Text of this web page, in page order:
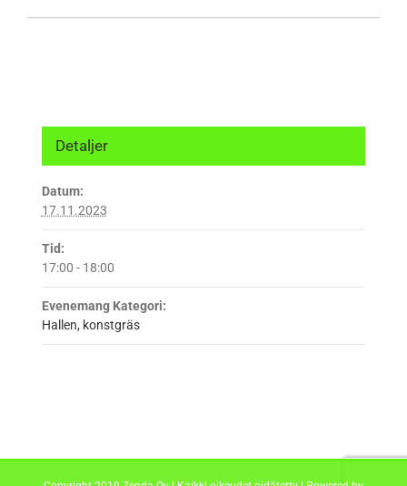
Detaljer
Datum:
17.11.2023
Tid:
17:00 - 18:00
Evenemang Kategori:
Hallen, konstgräs